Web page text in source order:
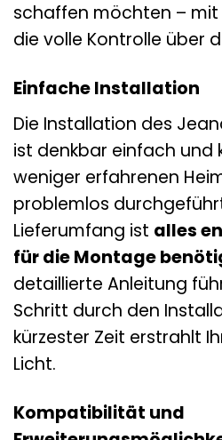
schaffen möchten – mit
die volle Kontrolle über
Einfache Installation
Die Installation des
ist denkbar einfach und
weniger erfahrenen
problemlos
Lieferumfang ist alles
für die Montage
detaillierte Anleitung
Schritt durch den
kürzester Zeit erstrahlt
Licht.
Kompatibilität und